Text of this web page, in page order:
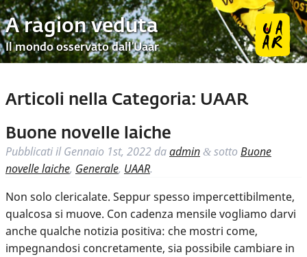
A ragion veduta
Il mondo osservato dall’Uaar
Articoli nella Categoria: UAAR
Buone novelle laiche
Pubblicati ilGennaio 1st, 2022 daadmin & sotto Buone
novelle laiche, Generale, UAAR.
Non solo clericalate. Seppur spesso impercettibilmente,
qualcosa si muove. Con cadenza mensile vogliamo darvi
anche qualche notizia positiva: che mostri come,
impegnandosi concretamente, sia possibile cambiare in